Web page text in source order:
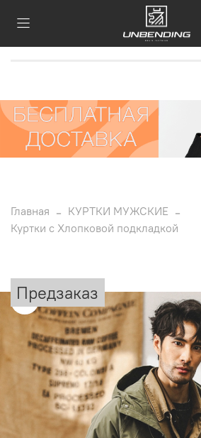
Главная
КУРТКИ МУЖСКИЕ
Куртки с Хлопковой подкладкой
Предзаказ